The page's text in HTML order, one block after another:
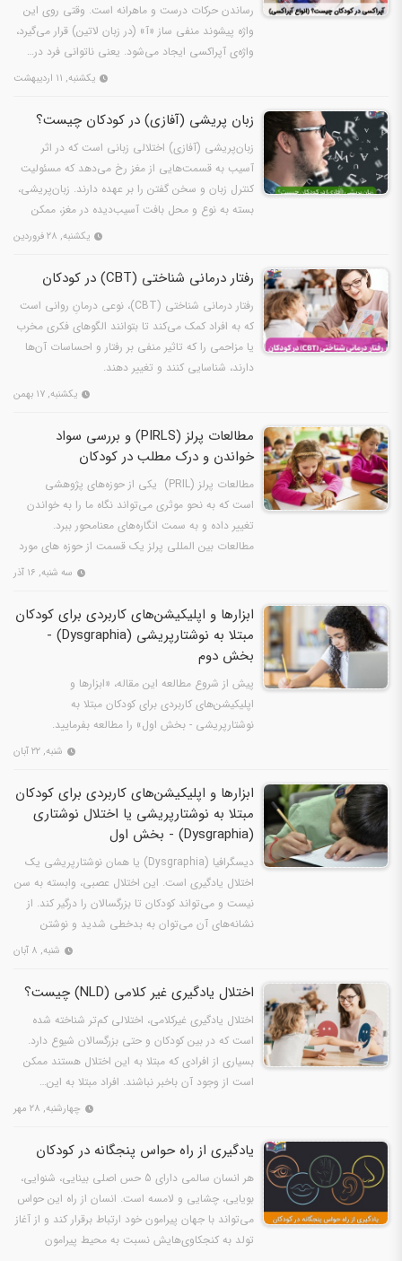
رساندن حرکات درست و ماهرانه است. وقتی روی این
واژه پیشوند منفی ساز «آ» (در زبان لاتین) قرار می‌گیرد،
واژه‌ی آپراکسی ایجاد می‌شود. یعنی ناتوانی فرد در…
یکشنبه, ۱۱ اردیبهشت
زبان پریشی (آفازی) در کودکان چیست؟
زبان‌پریشی (آفازی) اختلالی زبانی است که در اثر
آسیب به قسمت‌هایی از مغز رخ می‌دهد که مسئولیت
کنترل زبان و سخن گفتن را بر عهده دارند. زبان‌پریشی،
بسته به نوع و محل بافت آسیب‌دیده در مغز، ممکن
یکشنبه, ۲۸ فروردین
رفتار درمانی شناختی (CBT) در کودکان
رفتار درمانی شناختی (CBT)، نوعی درمانِ روانی است
که به افراد کمک می‌کند تا بتوانند الگوهای فکری مخرب
یا مزاحمی را که تاثیر منفی بر رفتار و احساسات آن‌ها
دارند، شناسایی کنند و تغییر دهند.
یکشنبه, ۱۷ بهمن
مطالعات پرلز (PIRLS) و بررسی سواد
خواندن و درک مطلب در کودکان
مطالعات پرلز (PRIL) یکی از حوزه‌های پژوهشی
است که به نحو موثری می‌تواند نگاه ما را به خواندن
تغییر داده و به سمت انگاره‌های معنامحور ببرد.
مطالعات بین المللی پرلز یک قسمت از حوزه های مورد
سه شنبه, ۱۶ آذر
ابزارها و اپلیکیشن‌های کاربردی برای کودکان
مبتلا به نوشتارپریشی (Dysgraphia) -
بخش دوم
پیش از شروع مطالعه این مقاله، «ابزارها و
اپلیکیشن‌های کاربردی برای کودکان مبتلا به
نوشتارپریشی - بخش اول» را مطالعه بفرمایید.
شنبه, ۲۲ آبان
ابزارها و اپلیکیشن‌های کاربردی برای کودکان
مبتلا به نوشتارپریشی یا اختلال نوشتاری
(Dysgraphia) - بخش اول
دیسگرافیا (Dysgraphia) یا همان نوشتارپریشی یک
اختلال یادگیری است. این اختلال عصبی، وابسته به سن
نیست و می‌تواند کودکان تا بزرگسالان را درگیر کند. از
نشانه‌های آن می‌توان به بدخطی شدید و نوشتن
شنبه, ۸ آبان
اختلال یادگیری غیر کلامی (NLD) چیست؟
اختلال یادگیری غیرکلامی، اختلالی کم‌تر شناخته شده
است که در بین کودکان و حتی بزرگسالان شیوع دارد.
بسیاری از افرادی که مبتلا به این اختلال هستند ممکن
است از وجود آن باخبر نباشند. افراد مبتلا به این…
چهارشنبه, ۲۸ مهر
یادگیری از راه حواس پنجگانه در کودکان
هر انسان سالمی دارای 5 حس اصلی بینایی، شنوایی،
بویایی، چشایی و لامسه است. انسان از راه این حواس
می‌تواند با جهان پیرامون خود ارتباط برقرار کند و از آغاز
تولد به کنجکاوی‌هایش نسبت به محیط پیرامون